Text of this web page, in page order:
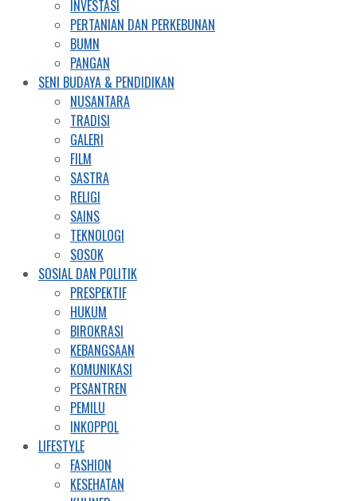
INVESTASI
PERTANIAN DAN PERKEBUNAN
BUMN
PANGAN
SENI BUDAYA & PENDIDIKAN
NUSANTARA
TRADISI
GALERI
FILM
SASTRA
RELIGI
SAINS
TEKNOLOGI
SOSOK
SOSIAL DAN POLITIK
PRESPEKTIF
HUKUM
BIROKRASI
KEBANGSAAN
KOMUNIKASI
PESANTREN
PEMILU
INKOPPOL
LIFESTYLE
FASHION
KESEHATAN